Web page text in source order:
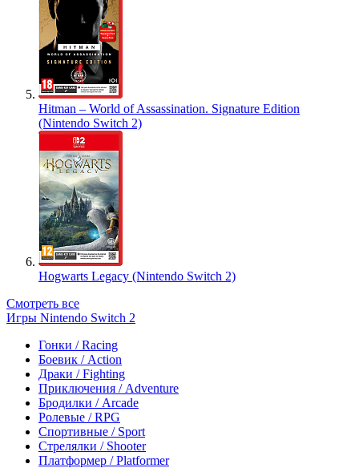
Hitman – World of Assassination. Signature Edition
(Nintendo Switch 2)
Hogwarts Legacy (Nintendo Switch 2)
Смотреть все
Игры Nintendo Switch 2
Гонки / Racing
Боевик / Action
Драки / Fighting
Приключения / Adventure
Бродилки / Arcade
Ролевые / RPG
Спортивные / Sport
Стрелялки / Shooter
Платформер / Platformer